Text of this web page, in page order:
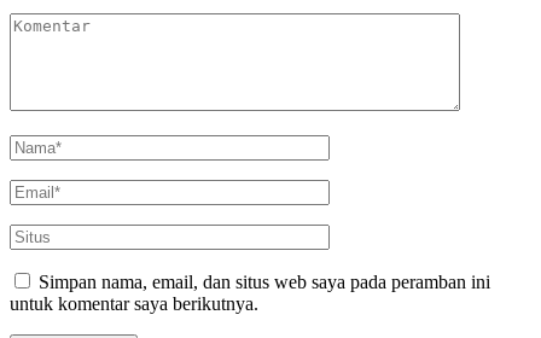
Simpan nama, email, dan situs web saya pada peramban ini
untuk komentar saya berikutnya.